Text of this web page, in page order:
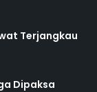
Terjangkau
Dipaksa